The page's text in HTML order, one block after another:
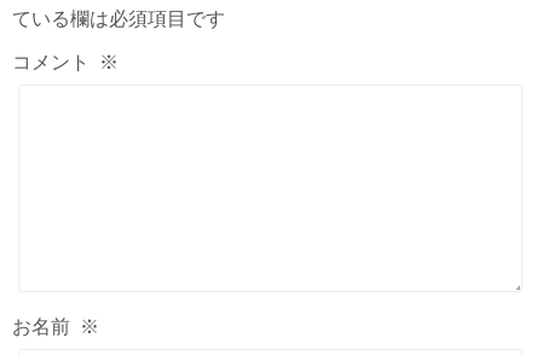
ている欄は必須項目です
コメント ※
お名前 ※